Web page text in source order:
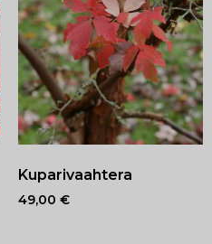
Kuparivaahtera
49,00 €